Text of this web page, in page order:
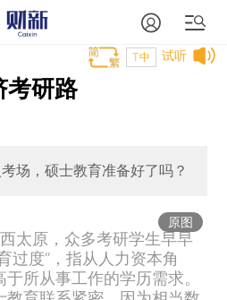
试听
T中
考研路
场，硕士教育准备好了吗？
原图
太原，众多考研学生早早
过度”，指从人力资本角
所从事工作的学历需求。